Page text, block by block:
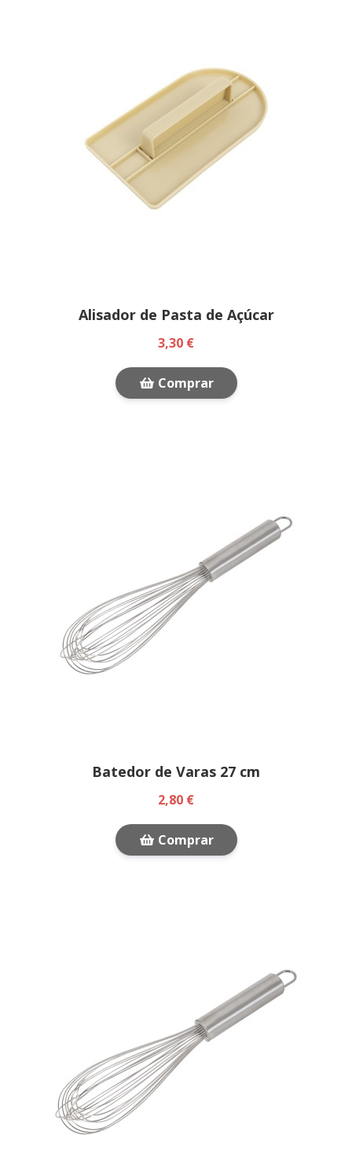
Alisador de Pasta de Açúcar
3,30 €
Comprar
Batedor de Varas 27 cm
2,80 €
Comprar